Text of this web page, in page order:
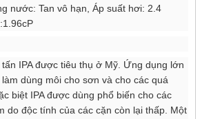
nước: Tan vô hạn, Áp suất hơi: 2.4
IPA được tiêu thụ ở Mỹ. Ứng dụng lớn
làm dùng môi cho sơn và cho các quá
biệt IPA được dùng phổ biến cho các
do độc tính của các cặn còn lại thấp. Một